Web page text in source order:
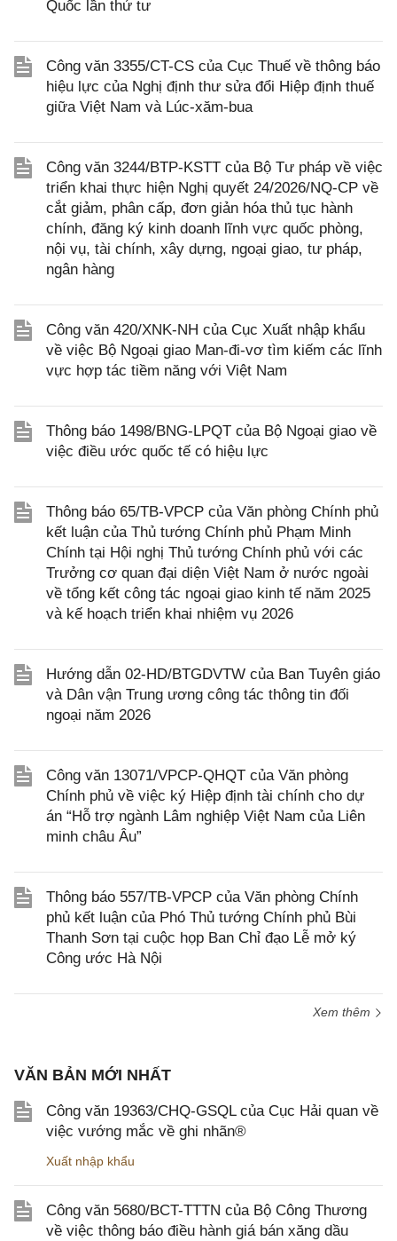
Quốc lần thứ tư
Công văn 3355/CT-CS của Cục Thuế về thông báo
hiệu lực của Nghị định thư sửa đổi Hiệp định thuế
giữa Việt Nam và Lúc-xăm-bua
Công văn 3244/BTP-KSTT của Bộ Tư pháp về việc
triển khai thực hiện Nghị quyết 24/2026/NQ-CP về
cắt giảm, phân cấp, đơn giản hóa thủ tục hành
chính, đăng ký kinh doanh lĩnh vực quốc phòng,
nội vụ, tài chính, xây dựng, ngoại giao, tư pháp,
ngân hàng
Công văn 420/XNK-NH của Cục Xuất nhập khẩu
về việc Bộ Ngoại giao Man-đi-vơ tìm kiếm các lĩnh
vực hợp tác tiềm năng với Việt Nam
Thông báo 1498/BNG-LPQT của Bộ Ngoại giao về
việc điều ước quốc tế có hiệu lực
Thông báo 65/TB-VPCP của Văn phòng Chính phủ
kết luận của Thủ tướng Chính phủ Phạm Minh
Chính tại Hội nghị Thủ tướng Chính phủ với các
Trưởng cơ quan đại diện Việt Nam ở nước ngoài
về tổng kết công tác ngoại giao kinh tế năm 2025
và kế hoạch triển khai nhiệm vụ 2026
Hướng dẫn 02-HD/BTGDVTW của Ban Tuyên giáo
và Dân vận Trung ương công tác thông tin đối
ngoại năm 2026
Công văn 13071/VPCP-QHQT của Văn phòng
Chính phủ về việc ký Hiệp định tài chính cho dự
án “Hỗ trợ ngành Lâm nghiệp Việt Nam của Liên
minh châu Âu”
Thông báo 557/TB-VPCP của Văn phòng Chính
phủ kết luận của Phó Thủ tướng Chính phủ Bùi
Thanh Sơn tại cuộc họp Ban Chỉ đạo Lễ mở ký
Công ước Hà Nội
Xem thêm
VĂN BẢN MỚI NHẤT
Công văn 19363/CHQ-GSQL của Cục Hải quan về
việc vướng mắc về ghi nhãn®
Xuất nhập khẩu
Công văn 5680/BCT-TTTN của Bộ Công Thương
về việc thông báo điều hành giá bán xăng dầu